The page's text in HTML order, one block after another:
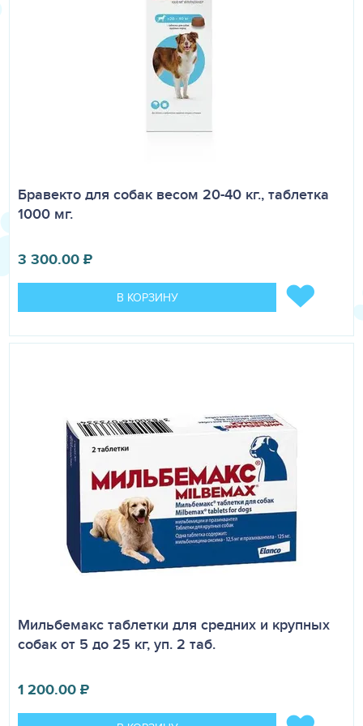
Бравекто для собак весом 20-40 кг., таблетка
1000 мг.
3 300.00₽
В КОРЗИНУ
Мильбемакс таблетки для средних и крупных
собак от 5 до 25 кг, уп. 2 таб.
1 200.00₽